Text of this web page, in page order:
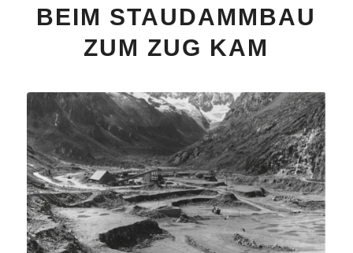
BEIM STAUDAMMBAU
ZUM ZUG KAM